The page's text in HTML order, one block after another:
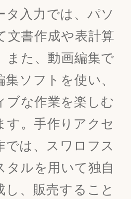
タ入力では、パソ
文書作成や表計算
また、動画編集で
ソフトを使い、
ブな作業を楽しむ
す。手作りアクセ
では、スワロフス
タルを用いて独自
し、販売すること